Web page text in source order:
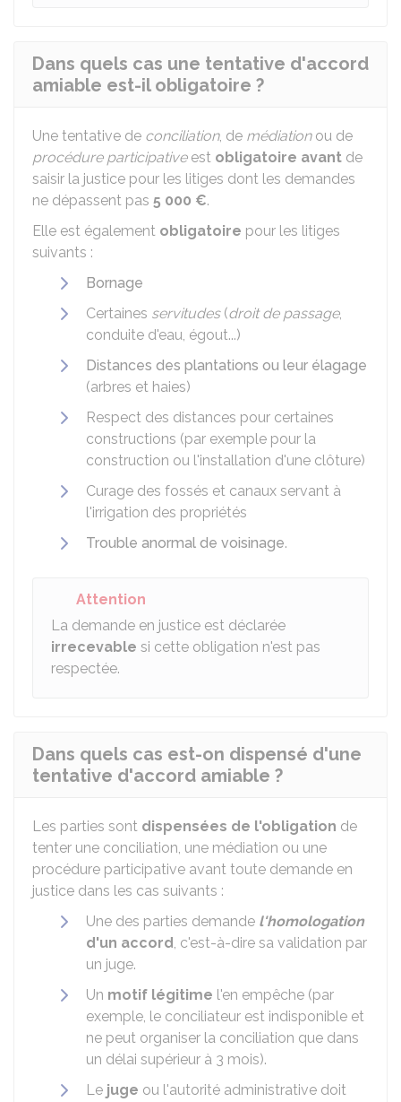
Dans quels cas une tentative d'accord
amiable est-il obligatoire ?
Une tentative de conciliation, de médiationou de
procédure participativeest obligatoire avant de
saisir la justice pour les litiges dont les demandes
ne dépassent pas 5 000 €.
Elle est également obligatoire pour les litiges
suivants :
Bornage
Certaines servitudes(droit de passage,
conduite d'eau, égout...)
Distances des plantations ou leur élagage
(arbres et haies)
Respect des distances pour certaines
constructions (par exemple pour la
construction ou l'installation d'une clôture)
Curage des fossés et canaux servant à
l'irrigation des propriétés
Trouble anormal de voisinage.
Attention
La demande en justice est déclarée
irrecevable si cette obligation n'est pas
respectée.
Dans quels cas est-on dispensé d'une
tentative d'accord amiable ?
Les parties sont dispensées de l'obligation de
tenter une conciliation, une médiation ou une
procédure participative avant toute demande en
justice dans les cas suivants :
Une des parties demande l'homologation
d'un accord, c'est-à-dire sa validation par
un juge.
Un motif légitime l'en empêche (par
exemple, le conciliateur est indisponible et
ne peut organiser la conciliation que dans
un délai supérieur à 3 mois).
Le juge ou l'autorité administrative doit